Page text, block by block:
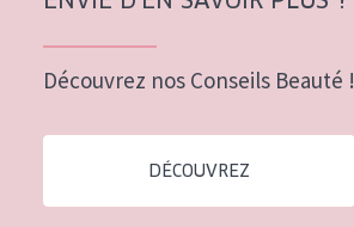
Découvrez nos Conseils Beauté !
DÉCOUVREZ